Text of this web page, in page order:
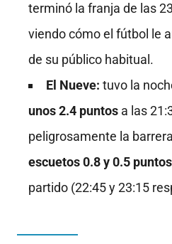
terminó la franja de las
viendo cómo el fútbol le
de su público habitual.
El Nueve: tuvo la
unos 2.4 puntos a las
peligrosamente la
escuetos 0.8 y 0.5 puntos
partido (22:45 y 23:15